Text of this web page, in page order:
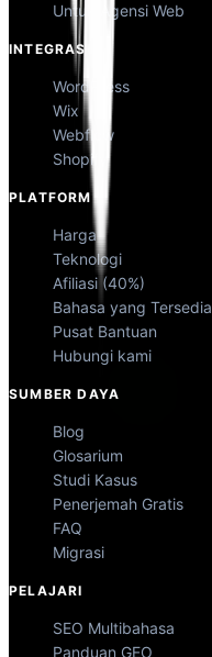
Untuk Agensi Web
INTEGRASI
WordPress
Wix
Webflow
Shopify
PLATFORM
Harga
Teknologi
Afiliasi (40%)
Bahasa yang Tersedia
Pusat Bantuan
Hubungi kami
SUMBER DAYA
Blog
Glosarium
Studi Kasus
Penerjemah Gratis
FAQ
Migrasi
PELAJARI
SEO Multibahasa
Panduan GEO